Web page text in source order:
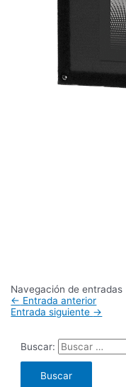
Navegación de entradas
← Entrada anterior
Entrada siguiente →
Buscar: